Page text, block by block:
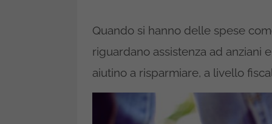
Quando si hanno delle spese
riguardano assistenza ad anziani
aiutino a risparmiare, a livello